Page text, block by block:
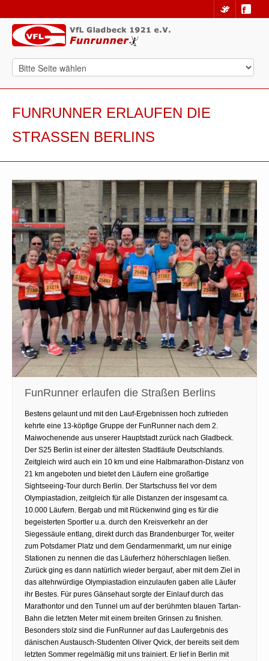
FUNRUNNER ERLAUFEN DIE
STRASSEN BERLINS
FunRunner erlaufen die Straßen Berlins
Bestens gelaunt und mit den Lauf-Ergebnissen hoch zufrieden
kehrte eine 13-köpfige Gruppe der FunRunner nach dem 2.
Maiwochenende aus unserer Hauptstadt zurück nach Gladbeck.
Der S25 Berlin ist einer der ältesten Stadtläufe Deutschlands.
Zeitgleich wird auch ein 10 km und eine Halbmarathon-Distanz von
21 km angeboten und bietet den Läufern eine großartige
Sightseeing-Tour durch Berlin. Der Startschuss fiel vor dem
Olympiastadion, zeitgleich für alle Distanzen der insgesamt ca.
10.000 Läufern. Bergab und mit Rückenwind ging es für die
begeisterten Sportler u.a. durch den Kreisverkehr an der
Siegessäule entlang, direkt durch das Brandenburger Tor, weiter
zum Potsdamer Platz und dem Gendarmenmarkt, um nur einige
Stationen zu nennen die das Läuferherz höherschlagen ließen.
Zurück ging es dann natürlich wieder bergauf, aber mit dem Ziel in
das altehrwürdige Olympiastadion einzulaufen gaben alle Läufer
ihr Bestes. Für pures Gänsehaut sorgte der Einlauf durch das
Marathontor und den Tunnel um auf der berühmten blauen Tartan-
Bahn die letzten Meter mit einem breiten Grinsen zu finishen.
Besonders stolz sind die FunRunner auf das Laufergebnis des
dänischen Austausch-Studenten Oliver Qvick, der bereits seit dem
letzten Sommer regelmäßig mit uns trainiert. Er lief in Berlin mit